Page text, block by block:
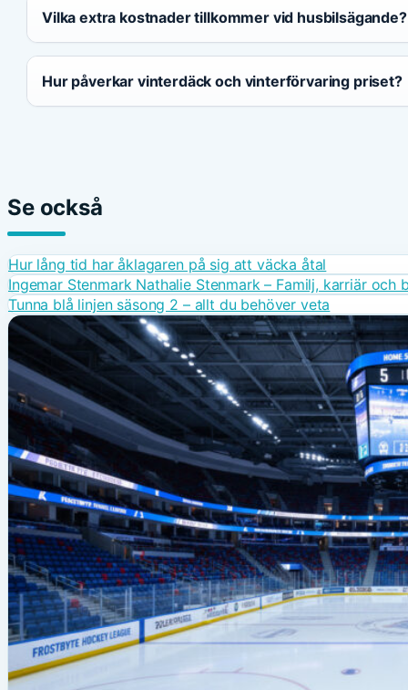
Vilka extra kostnader tillkommer vid husbilsägande?
Hur påverkar vinterdäck och vinterförvaring priset?
Se också
Hur lång tid har åklagaren på sig att väcka åtal
Ingemar Stenmark Nathalie Stenmark – Familj, karriär och
Tunna blå linjen säsong 2 – allt du behöver veta